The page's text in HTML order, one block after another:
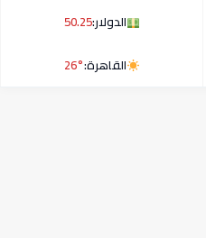
الدولار:50.25
القاهرة:26°